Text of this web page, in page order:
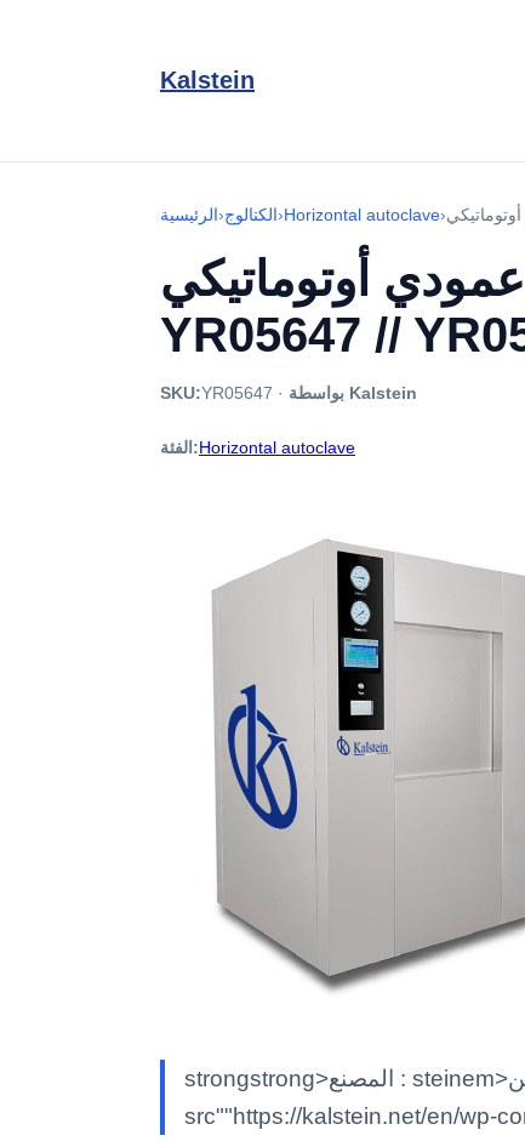
Kalstein
الرئيسية›الكتالوج›Horizontal autoclave›
أوتوماتيكي
YR05647 //
SKU:YR05647 · بواسطة Kalstein
الفئة:Horizontal autoclave
strongstrong>المصنع : steinem>كالشتاينK/em> simg class""alignnone size-full wp-image-29188"
src""https://kalstein.net/en/wp-